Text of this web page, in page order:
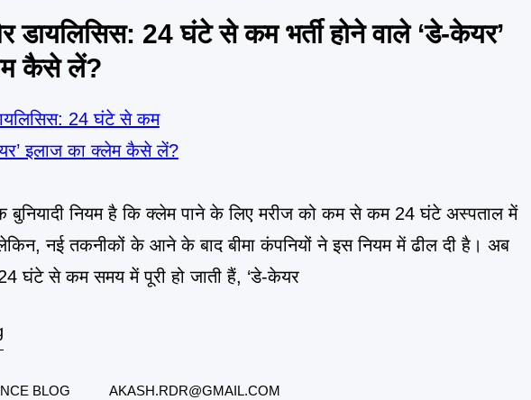
डायलिसिस: 24 घंटे से कम भर्ती होने वाले ‘डे-केयर’
कैसे लें?
बुनियादी नियम है कि क्लेम पाने के लिए मरीज को कम से कम 24 घंटे अस्पताल में
लेकिन, नई तकनीकों के आने के बाद बीमा कंपनियों ने इस नियम में ढील दी है। अब
घंटे से कम समय में पूरी हो जाती हैं, ‘डे-केयर
BLOG AKASH.RDR@GMAIL.COM